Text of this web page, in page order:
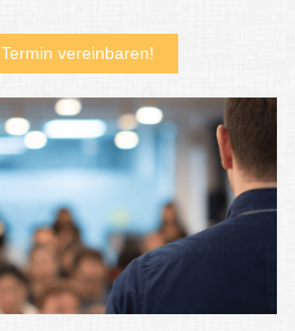
Termin vereinbaren!